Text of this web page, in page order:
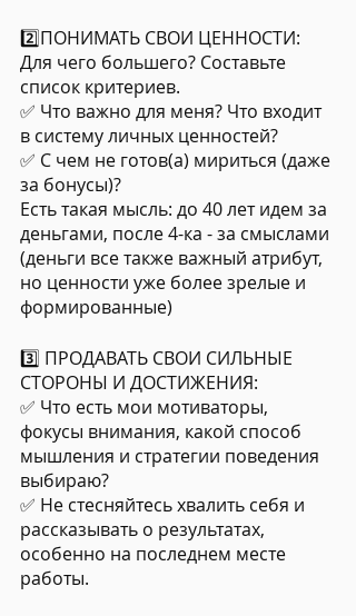
2️⃣ПОНИМАТЬ СВОИ ЦЕННОСТИ:
Для чего большего? Составьте
список критериев.
✅ Что важно для меня? Что входит
в систему личных ценностей?
✅ С чем не готов(а) мириться (даже
за бонусы)?
Есть такая мысль: до 40 лет идем за
деньгами, после 4-ка - за смыслами
(деньги все также важный атрибут,
но ценности уже более зрелые и
формированные)
3️⃣ ПРОДАВАТЬ СВОИ СИЛЬНЫЕ
СТОРОНЫ И ДОСТИЖЕНИЯ:
✅ Что есть мои мотиваторы,
фокусы внимания, какой способ
мышления и стратегии поведения
выбираю?
✅ Не стесняйтесь хвалить себя и
рассказывать о результатах,
особенно на последнем месте
работы.